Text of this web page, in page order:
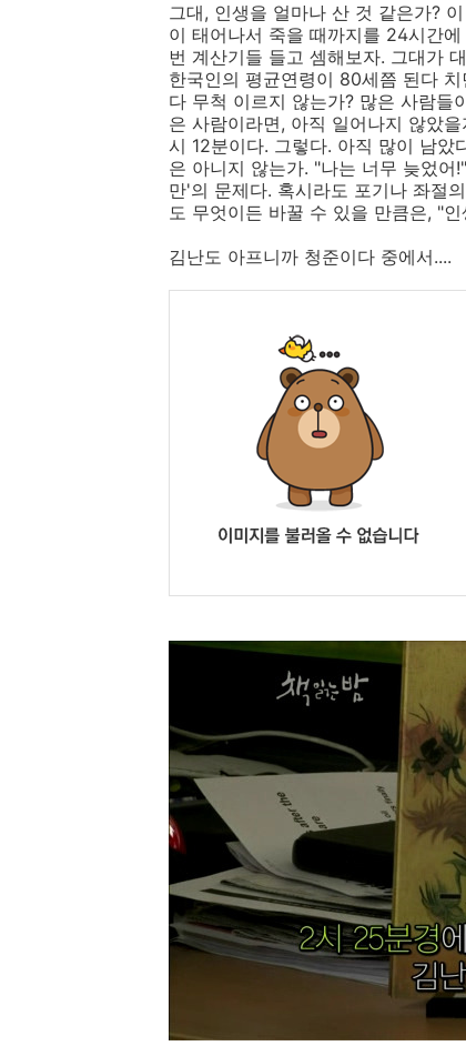
그대, 인생을 얼마나 산 것 같은가?
이 태어나서 죽을 때까지를 24시간
번 계산기들 들고 셈해보자. 그대가
한국인의 평균연령이 80세쯤 된다
다 무척 이르지 않는가? 많은 사람들
은 사람이라면, 아직 일어나지 않았
시 12분이다. 그렇다. 아직 많이 남았
은 아니지 않는가. "나는 너무 늦었
만'의 문제다. 혹시라도 포기나 좌절
도 무엇이든 바꿀 수 있을 만큼은, "
김난도 아프니까 청준이다 중에서....